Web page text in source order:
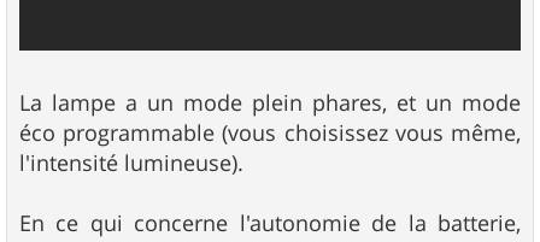
La lampe a un mode plein phares, et un mode
éco programmable (vous choisissez vous même,
l'intensité lumineuse).
En ce qui concerne l'autonomie de la batterie,